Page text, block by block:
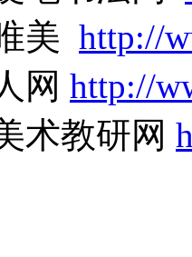
美 http://
网 http://
教研网